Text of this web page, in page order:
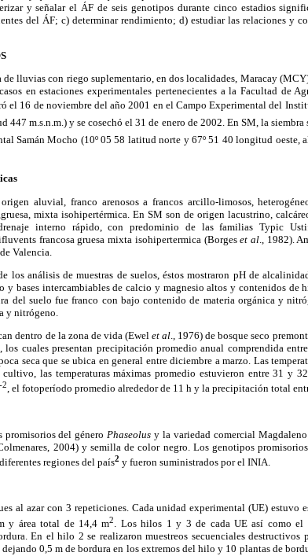
y señalar el ÁF de seis genotipos durante cinco estadios
del ÁF; c) determinar rendimiento; d) estudiar las relaciones y
de lluvias con riego suplementario, en dos localidades, Maracay
en estaciones experimentales pertenecientes a la Facultad de
el 16 de noviembre del año 2001 en el Campo Experimental del
447 m.s.n.m.) y se cosechó el 31 de enero de 2002. En SM, la
Samán Mocho (10º 05 58 latitud norte y 67º 51 40 longitud
aluvial, franco arenosos a francos arcillo-limosos,
mixta isohipertérmica. En SM son de origen lacustrino,
interno rápido, con predominio de las familias Typic
francosa gruesa mixta isohipertermica (Borgeset al., 1982).
Valencia.
los análisis de muestras de suelos, éstos mostraron pH de
y bases intercambiables de calcio y magnesio altos y contenidos de
del suelo fue franco con bajo contenido de materia orgánica y
y nitrógeno.
dentro de la zona de vida (Ewel et al ., 1976) de bosque seco
cuales presentan precipitación promedio anual comprendida
seca que se ubica en general entre diciembre a marzo. Las
las temperaturas máximas promedio estuvieron entre 31 y
-2, el fotoperíodo promedio alrededor de 11 h y la precipitación total
del género Phaseolusy la variedad comercial
2004) y semilla de color negro. Los genotipos
regiones del país2 y fueron suministrados por el INIA.
al azar con 3 repeticiones. Cada unidad experimental (UE) estuvo
y área total de 14,4 m2
. Los hilos 1 y 3 de cada UE así como
En el hilo 2 se realizaron muestreos secuenciales destructivos
dejando 0,5 m de bordura en los extremos del hilo y 10 plantas de